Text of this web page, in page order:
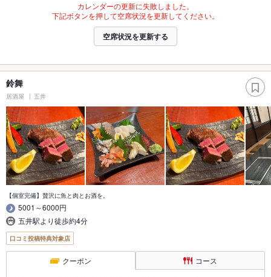
カレンダーの更新に失敗しました。
下記ボタンを押して空席状況を更新してください。
空席状況を更新する
鈴舞
居酒屋 五井
【個室完備】贅沢に魚と肉とお酒を。
5001～6000円
五井駅より徒歩約4分
口コミ投稿特典対象店
クーポン コース